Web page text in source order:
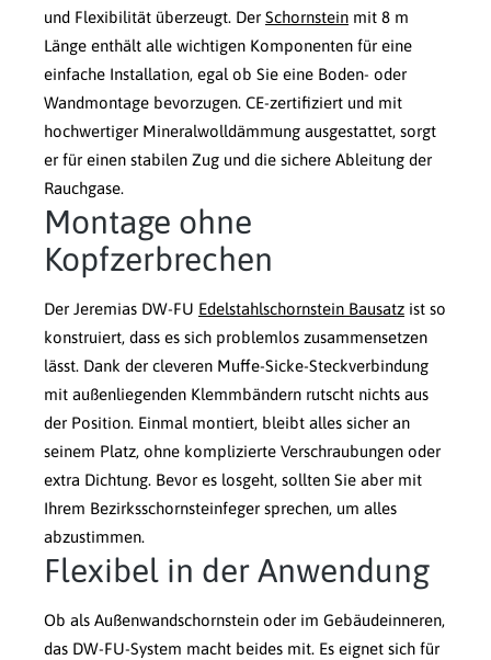
und Flexibilität überzeugt. Der Schornstein mit 8 m
Länge enthält alle wichtigen Komponenten für eine
einfache Installation, egal ob Sie eine Boden- oder
Wandmontage bevorzugen. CE-zertifiziert und mit
hochwertiger Mineralwolldämmung ausgestattet, sorgt
er für einen stabilen Zug und die sichere Ableitung der
Rauchgase.
Montage ohne
Kopfzerbrechen
Der Jeremias DW-FU Edelstahlschornstein Bausatz ist so
konstruiert, dass es sich problemlos zusammensetzen
lässt. Dank der cleveren Muffe-Sicke-Steckverbindung
mit außenliegenden Klemmbändern rutscht nichts aus
der Position. Einmal montiert, bleibt alles sicher an
seinem Platz, ohne komplizierte Verschraubungen oder
extra Dichtung. Bevor es losgeht, sollten Sie aber mit
Ihrem Bezirksschornsteinfeger sprechen, um alles
abzustimmen.
Flexibel in der Anwendung
Ob als Außenwandschornstein oder im Gebäudeinneren,
das DW-FU-System macht beides mit. Es eignet sich für